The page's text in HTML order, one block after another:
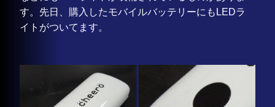
す。先日、購入したモバイルバッテリーにもLEDラ
イトがついてます。